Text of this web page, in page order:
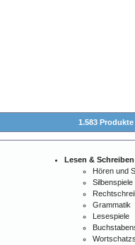
1.583
Lesen & Schreiben
Hören und
Silbenspiele
Grammatik
Lesespiele